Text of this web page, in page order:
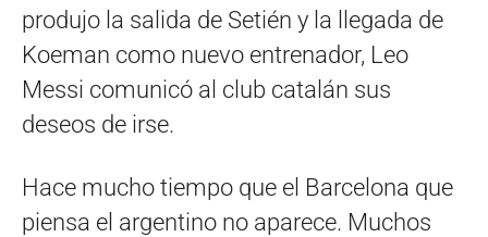
produjo la salida de Setién y la llegada de
Koeman como nuevo entrenador, Leo
Messi comunicó al club catalán sus
deseos de irse.
Hace mucho tiempo que el Barcelona que
piensa el argentino no aparece. Muchos